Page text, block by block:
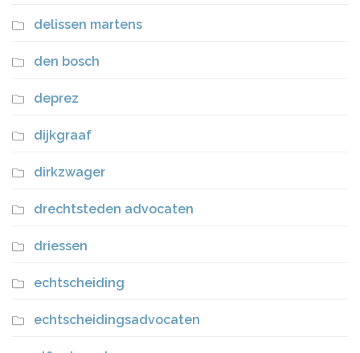
delissen martens
den bosch
deprez
dijkgraaf
dirkzwager
drechtsteden advocaten
driessen
echtscheiding
echtscheidingsadvocaten